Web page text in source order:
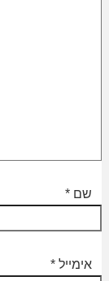
שם *
אימייל *